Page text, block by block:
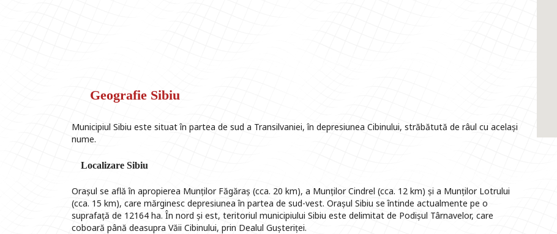
Geografie Sibiu
Municipiul Sibiu este situat în partea de sud a Transilvaniei, în depresiunea Cibinului, străbătută de râul cu același
nume.
Localizare Sibiu
Orașul se află în apropierea Munților Făgăraș (cca. 20 km), a Munților Cindrel (cca. 12 km) și a Munților Lotrului
(cca. 15 km), care mărginesc depresiunea în partea de sud-vest. Orașul Sibiu se întinde actualmente pe o
suprafață de 12164 ha. În nord și est, teritoriul municipiului Sibiu este delimitat de Podișul Târnavelor, care
coboară până deasupra Văii Cibinului, prin Dealul Gușteriței.